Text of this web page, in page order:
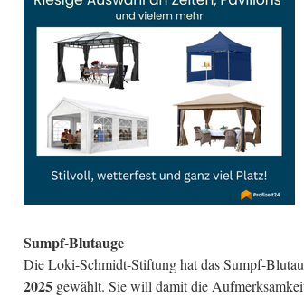
Sumpf-Blutauge
Die Loki-Schmidt-Stiftung hat das Sumpf-
2025 gewählt. Sie will damit die